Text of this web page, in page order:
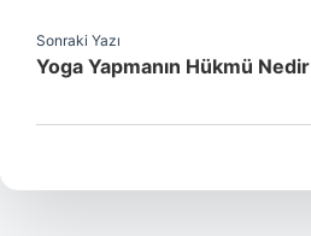
Sonraki Yazı
Yoga Yapmanın Hükmü Nedir